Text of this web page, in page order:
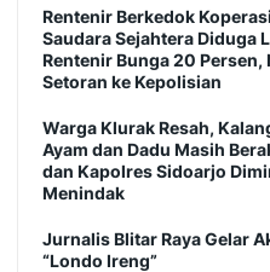
Rentenir Berkedok
Saudara Sejahtera Diduga
Rentenir Bunga 20 Persen,
Setoran ke Kepolisian
Warga Klurak Resah,
Ayam dan Dadu Masih
dan Kapolres Sidoarjo
Menindak
Jurnalis Blitar Raya Gelar
“Londo Ireng”